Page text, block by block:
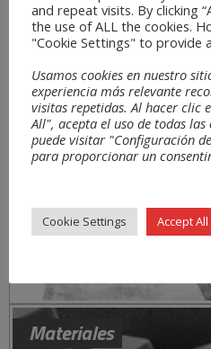
Materiales
and repeat visits. By clicking
the use of ALL the cookies.
"Cookie Settings" to provide
Usamos cookies en nuestro
experiencia más relevante
visitas repetidas. Al hacer clic
All", acepta el uso de todas las
puede visitar "Configuración
para proporcionar un
Cookie Settings Accept All